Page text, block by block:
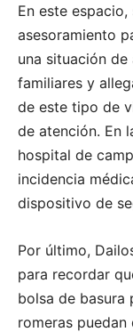
En este
asesoramiento
una situación
familiares y
de este tipo de
de atención. En
hospital de
incidencia
dispositivo de
Por último,
para recordar
bolsa de basura
romeras